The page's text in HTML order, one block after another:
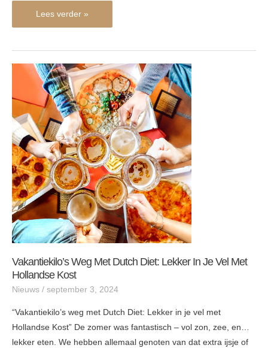
Lees verder »
Vakantiekilo’s Weg Met Dutch Diet: Lekker In Je Vel Met
Hollandse Kost
Nieuws / september 3, 2024
“Vakantiekilo’s weg met Dutch Diet: Lekker in je vel met
Hollandse Kost” De zomer was fantastisch – vol zon, zee, en…
lekker eten. We hebben allemaal genoten van dat extra ijsje of
Vakantiekilo’s
weg
met
Dutch
Diet:
Lekker
in
je
vel
met
Hollandse
Kost